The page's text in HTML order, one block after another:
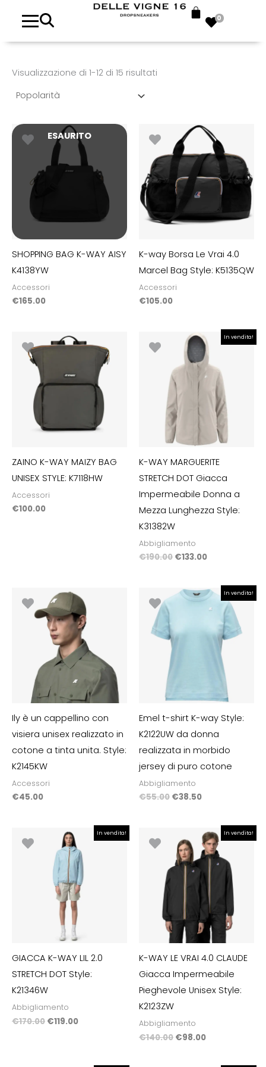
0
Visualizzazione di 1-12 di 15 risultati
Popolarità
ESAURITO
SHOPPING BAG K-WAY AISY
K4138YW
Accessori
€165.00
K-way Borsa Le Vrai 4.0
Marcel Bag Style: K5135QW
Accessori
€105.00
ZAINO K-WAY MAIZY BAG
UNISEX STYLE: K7118HW
Accessori
€100.00
In vendita!
K-WAY MARGUERITE
STRETCH DOT Giacca
Impermeabile Donna a
Mezza Lunghezza Style:
K31382W
Abbigliamento
€190.00
prezzo
originale
era:
€190.00.
€133.00
prezzo
attuale
è:
€133.00.
Ily è un cappellino con
visiera unisex realizzato in
cotone a tinta unita. Style:
K2145KW
Accessori
€45.00
In vendita!
Emel t-shirt K-way Style:
K2122UW da donna
realizzata in morbido
jersey di puro cotone
Abbigliamento
€55.00
Il
prezzo
originale
€55.00.
€38.50
Il
prezzo
attuale
€38.50.
In vendita!
GIACCA K-WAY LIL 2.0
STRETCH DOT Style:
K21346W
Abbigliamento
€170.00
prezzo
originale
era:
€170.00.
€119.00
prezzo
attuale
è:
€119.00.
In vendita!
K-WAY LE VRAI 4.0 CLAUDE
Giacca Impermeabile
Pieghevole Unisex Style:
K2123ZW
Abbigliamento
€140.00
prezzo
originale
era:
€140.00.
€98.00
Il
prezzo
attuale
è:
€98.00.